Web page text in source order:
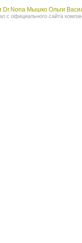
Dr.Nona Мышко Ольги
с официального сайта